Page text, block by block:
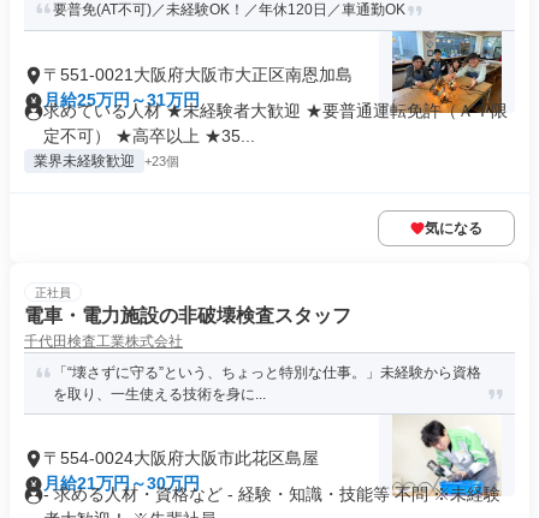
要普免(AT不可)／未経験OK！／年休120日／車通勤OK
〒551-0021大阪府大阪市大正区南恩加島
月給25万円～31万円
求めている人材 ★未経験者大歓迎 ★要普通運転免許（ＡＴ限
定不可） ★高卒以上 ★35...
業界未経験歓迎 +23個
気になる
正社員
電車・電力施設の非破壊検査スタッフ
千代田検査工業株式会社
「“壊さずに守る”という、ちょっと特別な仕事。」未経験から資格
を取り、一生使える技術を身に...
〒554-0024大阪府大阪市此花区島屋
月給21万円～30万円
- 求める人材・資格など - 経験・知識・技能等 不問 ※未経験